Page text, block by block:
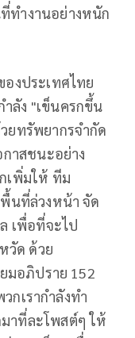
ทำงานอย่างหนัก
งประเทศไทย
ลัง "เข็นครกขึ้น
ยทรัพยากรจำกัด
าสชนะอย่าง
เพิ่มให้ ทีม
พื้นที่ล่วงหน้า จัด
เพื่อที่จะไป
วัด ด้วย
มอภิปราย 152
เรากำลังทำ
าที่ละโพสต์ๆ ให้